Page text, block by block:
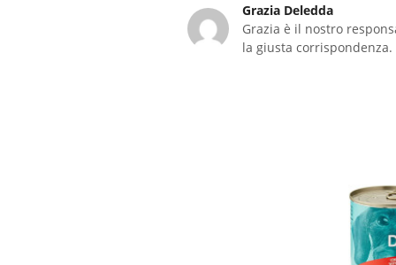
Grazia Deledda
Grazia è il nostro
la giusta